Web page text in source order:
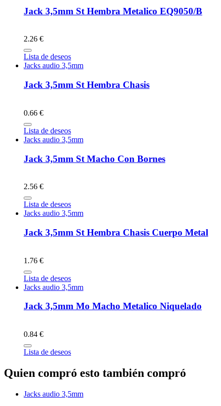
Jack 3,5mm St Hembra Metalico EQ9050/B
2.26 €
Lista de deseos
Jacks audio 3,5mm
Jack 3,5mm St Hembra Chasis
0.66 €
Lista de deseos
Jacks audio 3,5mm
Jack 3,5mm St Macho Con Bornes
2.56 €
Lista de deseos
Jacks audio 3,5mm
Jack 3,5mm St Hembra Chasis Cuerpo Metal
1.76 €
Lista de deseos
Jacks audio 3,5mm
Jack 3,5mm Mo Macho Metalico Niquelado
0.84 €
Lista de deseos
Quien compró esto también compró
Jacks audio 3,5mm